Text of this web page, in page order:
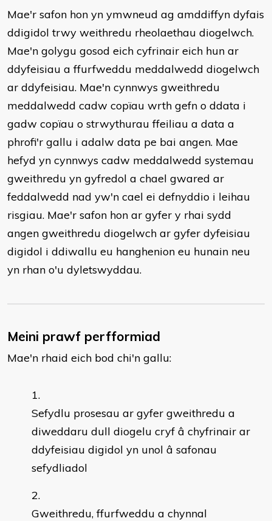
Mae'r safon hon yn ymwneud ag amddiffyn dyfais
ddigidol trwy weithredu rheolaethau diogelwch.
Mae'n golygu gosod eich cyfrinair eich hun ar
ddyfeisiau a ffurfweddu meddalwedd diogelwch
ar ddyfeisiau. Mae'n cynnwys gweithredu
meddalwedd cadw copïau wrth gefn o ddata i
gadw copïau o strwythurau ffeiliau a data a
phrofi'r gallu i adalw data pe bai angen. Mae
hefyd yn cynnwys cadw meddalwedd systemau
gweithredu yn gyfredol a chael gwared ar
feddalwedd nad yw'n cael ei defnyddio i leihau
risgiau. Mae'r safon hon ar gyfer y rhai sydd
angen gweithredu diogelwch ar gyfer dyfeisiau
digidol i ddiwallu eu hanghenion eu hunain neu
yn rhan o'u dyletswyddau.
Meini prawf perfformiad
Mae'n rhaid eich bod chi'n gallu:
Sefydlu prosesau ar gyfer gweithredu a
diweddaru dull diogelu cryf â chyfrinair ar
ddyfeisiau digidol yn unol â safonau
sefydliadol
Gweithredu, ffurfweddu a chynnal